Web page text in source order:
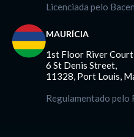
Licenciada pelo
MAURÍCIA
1st Floor River
6 St Denis Street,
11328, Port Louis,
Regulamentado pelo